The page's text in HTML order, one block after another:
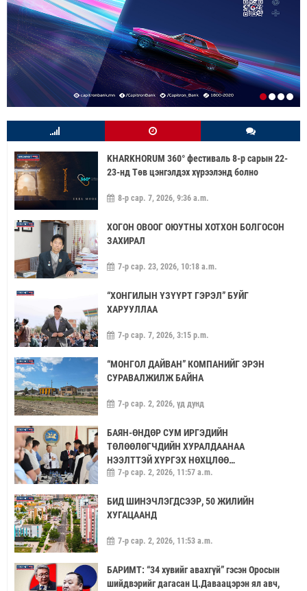
KHARKHORUM 360° фестиваль 8-р сарын 22-
23-нд Төв цэнгэлдэх хүрээлэнд болно
8-р сар. 7, 2026, 9:36 a.m.
ХОГОН ОВООГ ОЮУТНЫ ХОТХОН БОЛГОСОН
ЗАХИРАЛ
7-р сар. 23, 2026, 10:18 a.m.
“ХОНГИЛЫН ҮЗҮҮРТ ГЭРЭЛ” БУЙГ
ХАРУУЛЛАА
7-р сар. 7, 2026, 3:15 p.m.
“МОНГОЛ ДАЙВАН” КОМПАНИЙГ ЭРЭН
СУРАВАЛЖИЛЖ БАЙНА
7-р сар. 2, 2026, үд дунд
БАЯН-ӨНДӨР СУМ ИРГЭДИЙН
ТӨЛӨӨЛӨГЧДИЙН ХУРАЛДААНАА
НЭЭЛТТЭЙ ХҮРГЭХ НӨХЦЛӨӨ
САЙЖРУУЛААЧ
7-р сар. 2, 2026, 11:57 a.m.
БИД ШИНЭЧЛЭГДСЭЭР, 50 ЖИЛИЙН
ХУГАЦААНД
7-р сар. 2, 2026, 11:53 a.m.
БАРИМТ: “34 хувийг авахгүй” гэсэн Оросын
шийдвэрийг дагасан Ц.Даваацэрэн ял авч,